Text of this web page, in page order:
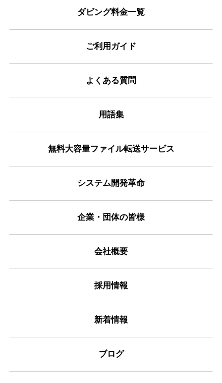
ダビング料金一覧
ご利用ガイド
よくある質問
用語集
無料大容量ファイル転送サービス
システム開発革命
企業・団体の皆様
会社概要
採用情報
新着情報
ブログ